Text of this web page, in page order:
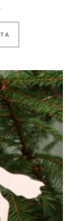
€ - 14,50 €
Tällä tuotteella